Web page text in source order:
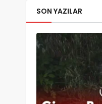
SON YAZILAR